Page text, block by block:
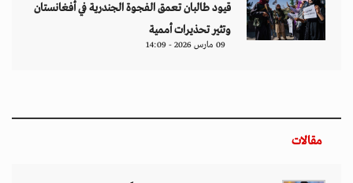
قيود طالبان تعمق الفجوة الجندرية في أفغانستان
وتثير تحذيرات أممية
09 مارس 2026 - 14:09
مقالات